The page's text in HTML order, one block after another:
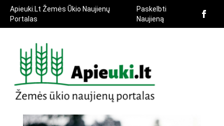
Apieuki.Lt Žemės Ūkio Naujienų
Portalas
Paskelbti
Naujieną